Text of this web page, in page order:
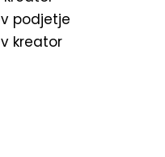
podjetje
kreator